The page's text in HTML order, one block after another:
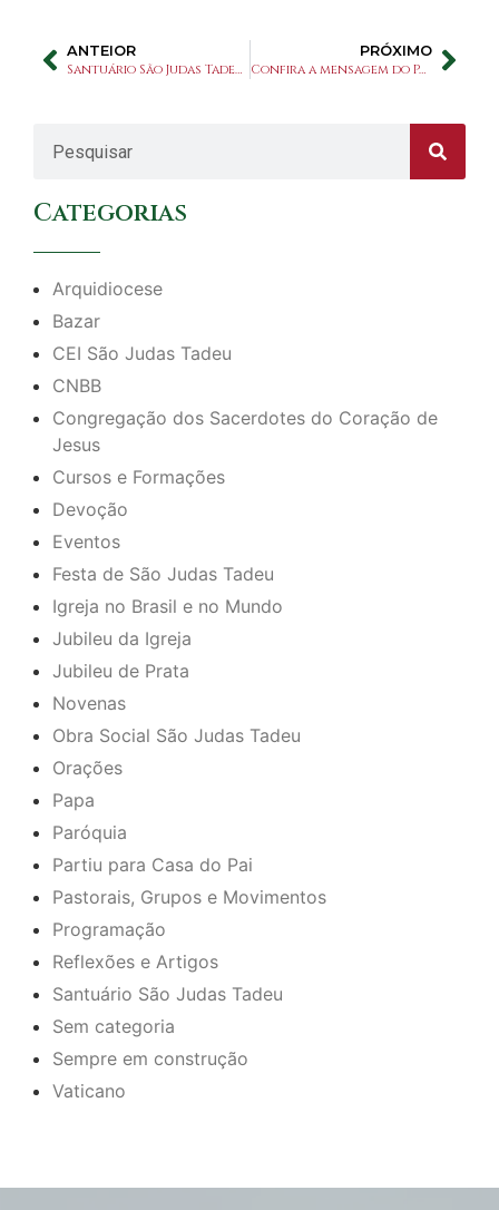
ANTEIOR
Santuário São Judas Tadeu recebe lançamento do novo livro do Pe. Rarden Pedrosa, scj sobre o perdão
PRÓXIMO
Confira a mensagem do Papa Francisco para a Quaresma 2025
Categorias
Arquidiocese
Bazar
CEI São Judas Tadeu
CNBB
Congregação dos Sacerdotes do Coração de
Jesus
Cursos e Formações
Devoção
Eventos
Festa de São Judas Tadeu
Igreja no Brasil e no Mundo
Jubileu da Igreja
Jubileu de Prata
Novenas
Obra Social São Judas Tadeu
Orações
Papa
Paróquia
Partiu para Casa do Pai
Pastorais, Grupos e Movimentos
Programação
Reflexões e Artigos
Santuário São Judas Tadeu
Sem categoria
Sempre em construção
Vaticano